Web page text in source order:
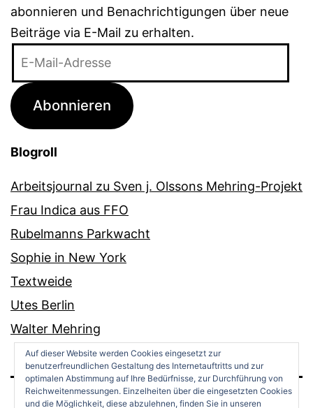
abonnieren und Benachrichtigungen über neue
Beiträge via E-Mail zu erhalten.
Adresse
Abonnieren
Blogroll
Arbeitsjournal zu Sven j. Olssons Mehring-Projekt
Frau Indica aus FFO
Rubelmanns Parkwacht
Sophie in New York
Textweide
Utes Berlin
Walter Mehring
Auf dieser Website werden Cookies eingesetzt zur
benutzerfreundlichen Gestaltung des Internetauftritts und zur
optimalen Abstimmung auf Ihre Bedürfnisse, zur Durchführung von
Reichweitenmessungen. Einzelheiten über die eingesetzten Cookies
und die Möglichkeit, diese abzulehnen, finden Sie in unseren